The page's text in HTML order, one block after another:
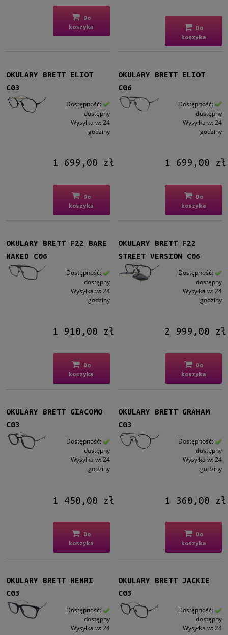
Do
koszyka
Do
koszyka
OKULARY BRETT ELIOT
C03
Dostępność:
dostępny
Wysyłka w: 24
godziny
1 699,00 zł
Do
koszyka
OKULARY BRETT ELIOT
C06
Dostępność:
dostępny
Wysyłka w: 24
godziny
1 699,00 zł
Do
koszyka
OKULARY BRETT F22 BARE
NAKED C06
Dostępność:
dostępny
Wysyłka w: 24
godziny
1 910,00 zł
Do
koszyka
OKULARY BRETT F22
STREET VERSION C06
Dostępność:
dostępny
Wysyłka w: 24
godziny
2 999,00 zł
Do
koszyka
OKULARY BRETT GIACOMO
C03
Dostępność:
dostępny
Wysyłka w: 24
godziny
1 450,00 zł
Do
koszyka
OKULARY BRETT GRAHAM
C03
Dostępność:
dostępny
Wysyłka w: 24
godziny
1 360,00 zł
Do
koszyka
OKULARY BRETT HENRI
C03
Dostępność:
dostępny
Wysyłka w: 24
OKULARY BRETT JACKIE
C03
Dostępność:
dostępny
Wysyłka w: 24